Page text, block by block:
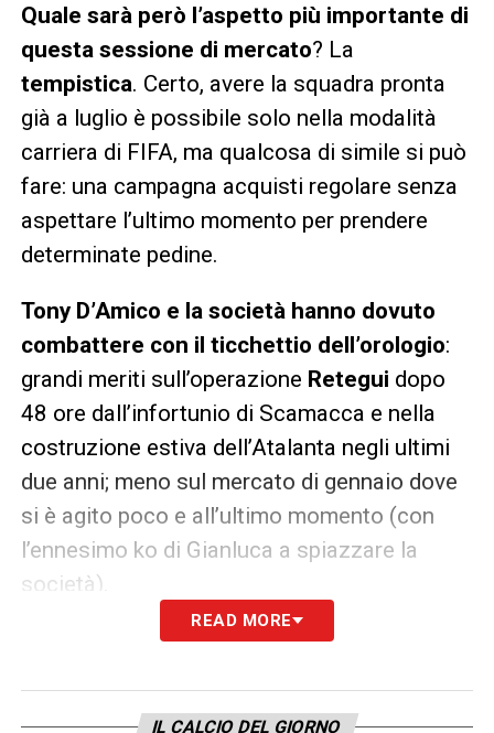
Quale sarà però l’aspetto più importante di
questa sessione di mercato? La
tempistica. Certo, avere la squadra pronta
già a luglio è possibile solo nella modalità
carriera di FIFA, ma qualcosa di simile si può
fare: una campagna acquisti regolare senza
aspettare l’ultimo momento per prendere
determinate pedine.
Tony D’Amico e la società hanno dovuto
combattere con il ticchettio dell’orologio:
grandi meriti sull’operazione Retegui dopo
48 ore dall’infortunio di Scamacca e nella
costruzione estiva dell’Atalanta negli ultimi
due anni; meno sul mercato di gennaio dove
si è agito poco e all’ultimo momento (con
l’ennesimo ko di Gianluca a spiazzare la
società).
Va dato atto che l’ex ds del Verona si è
situazione in un mare in tempesta
READ MORE
IL CALCIO DEL GIORNO